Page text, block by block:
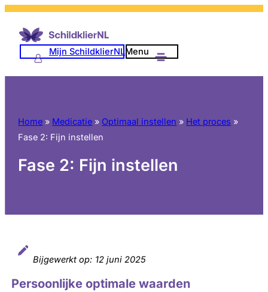
naar
Mijn SchildklierNLMenu
Home » Medicatie » Optimaal instellen » Het proces »
Fase 2: Fijn instellen
Fase 2: Fijn instellen
Bijgewerkt op: 12 juni 2025
Persoonlijke optimale waarden